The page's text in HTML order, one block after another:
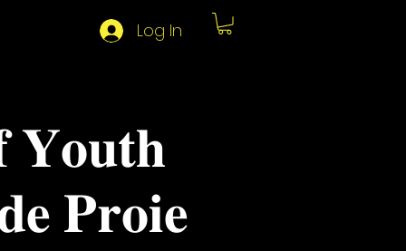
Log In
𝐏𝐫𝐨𝐢𝐞